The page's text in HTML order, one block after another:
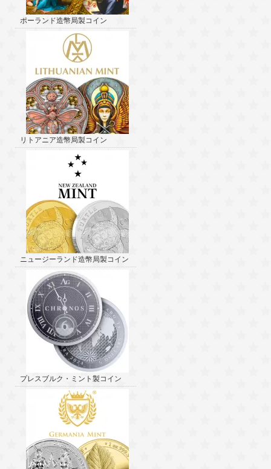
ポーランド造幣局製コイン
リトアニア造幣局製コイン
ニュージーランド造幣局製コイン
プレスブルク・ミント製コイン